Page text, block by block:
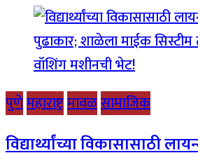
पुणेमहाराष्ट्रमावळसामाजिक
विद्यार्थ्यांच्या विकासासाठी